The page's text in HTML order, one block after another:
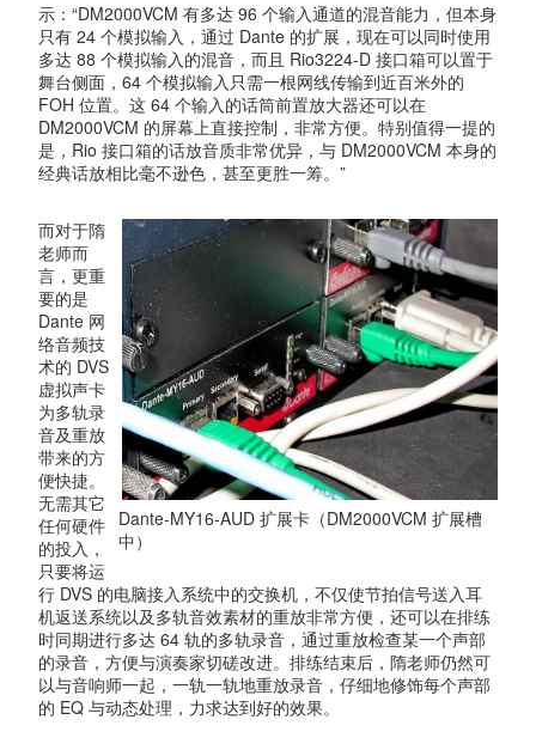
示：“DM2000VCM 有多达 96 个输入通道的混音能力，但本身
只有 24 个模拟输入，通过 Dante 的扩展，现在可以同时使用
多达 88 个模拟输入的混音，而且 Rio3224-D 接口箱可以置于
舞台侧面，64 个模拟输入只需一根网线传输到近百米外的
FOH 位置。这 64 个输入的话筒前置放大器还可以在
DM2000VCM 的屏幕上直接控制，非常方便。特别值得一提的
是，Rio 接口箱的话放音质非常优异，与 DM2000VCM 本身的
经典话放相比毫不逊色，甚至更胜一筹。”
Dante-MY16-AUD 扩展卡（DM2000VCM 扩展槽
中）
而对于隋
老师而
言，更重
要的是
Dante 网
络音频技
术的 DVS
虚拟声卡
为多轨录
音及重放
带来的方
便快捷。
无需其它
任何硬件
的投入，
只要将运
行 DVS 的电脑接入系统中的交换机，不仅使节拍信号送入耳
机返送系统以及多轨音效素材的重放非常方便，还可以在排练
时同期进行多达 64 轨的多轨录音，通过重放检查某一个声部
的录音，方便与演奏家切磋改进。排练结束后，隋老师仍然可
以与音响师一起，一轨一轨地重放录音，仔细地修饰每个声部
的 EQ 与动态处理，力求达到好的效果。